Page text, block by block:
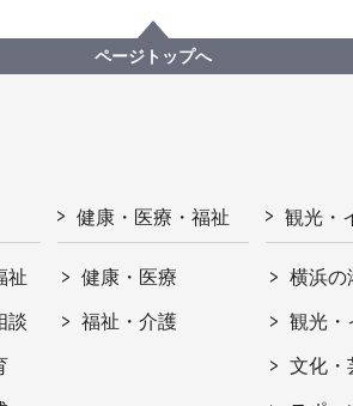
ページトップへ
祉
談
健康・医療・福祉
健康・医療
福祉・介護
観光・
横浜の
観光・
文化・